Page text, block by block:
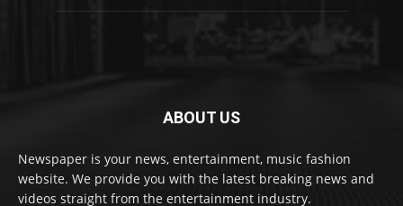
ABOUT US
Newspaper is your news, entertainment, music fashion
website. We provide you with the latest breaking news and
videos straight from the entertainment industry.